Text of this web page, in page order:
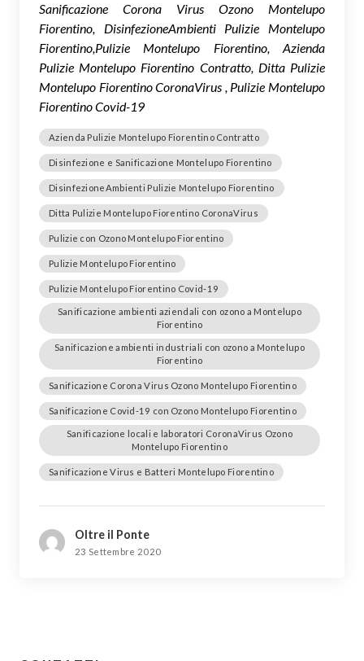
Sanificazione Corona Virus Ozono Montelupo
Fiorentino, DisinfezioneAmbienti Pulizie Montelupo
Fiorentino,Pulizie Montelupo Fiorentino, Azienda
Pulizie Montelupo Fiorentino Contratto, Ditta Pulizie
Montelupo Fiorentino CoronaVirus , Pulizie Montelupo
Fiorentino Covid-19
Azienda Pulizie Montelupo Fiorentino Contratto
Disinfezione e Sanificazione Montelupo Fiorentino
DisinfezioneAmbienti Pulizie Montelupo Fiorentino
Ditta Pulizie Montelupo Fiorentino CoronaVirus
Pulizie con Ozono Montelupo Fiorentino
Pulizie Montelupo Fiorentino
Pulizie Montelupo Fiorentino Covid-19
Sanificazione ambienti aziendali con ozono a Montelupo
Fiorentino
Sanificazione ambienti industriali con ozono a Montelupo
Fiorentino
Sanificazione Corona Virus Ozono Montelupo Fiorentino
Sanificazione Covid-19 con Ozono Montelupo Fiorentino
Sanificazione locali e laboratori CoronaVirus Ozono
Montelupo Fiorentino
Sanificazione Virus e Batteri Montelupo Fiorentino
Oltre il Ponte
23 Settembre 2020